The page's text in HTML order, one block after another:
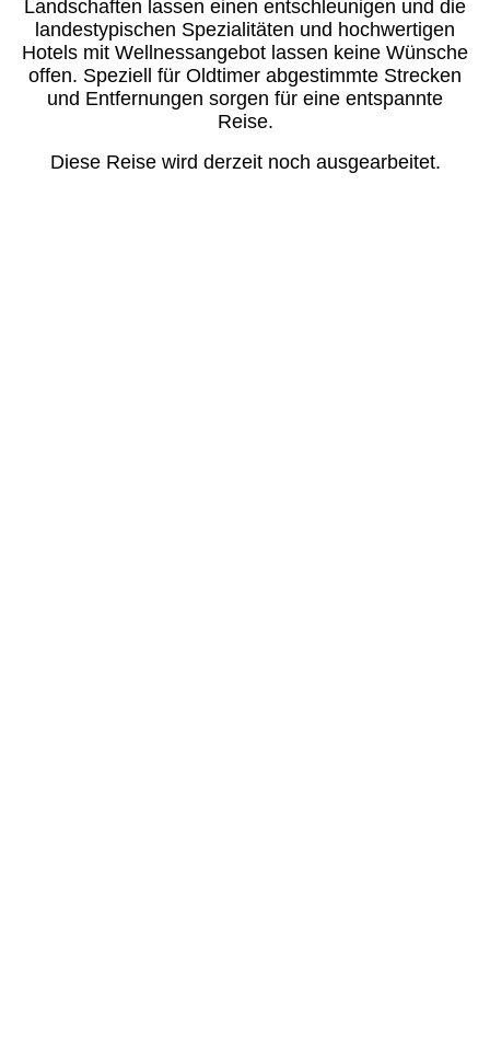
Landschaften lassen einen entschleunigen und die
landestypischen Spezialitäten und hochwertigen
Hotels mit Wellnessangebot lassen keine Wünsche
offen. Speziell für Oldtimer abgestimmte Strecken
und Entfernungen sorgen für eine entspannte
Reise.
Diese Reise wird derzeit noch ausgearbeitet.